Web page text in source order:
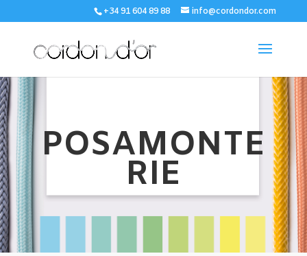
+34 91 604 89 88 info@cordondor.com
POSAMONTE
RIE